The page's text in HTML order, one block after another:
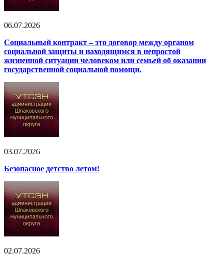
06.07.2026
Социальный контракт – это договор между органом
социальной защиты и находящимся в непростой
жизненной ситуации человеком или семьей об оказании
государственной социальной помощи.
03.07.2026
Безопасное детство летом!
02.07.2026